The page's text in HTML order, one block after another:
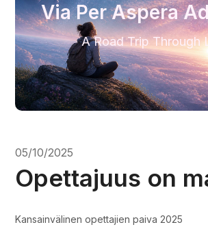
Via Per Aspera
A Road Trip Through
05/10/2025
Opettajuus on
Kansainvälinen opettajien paiva 2025